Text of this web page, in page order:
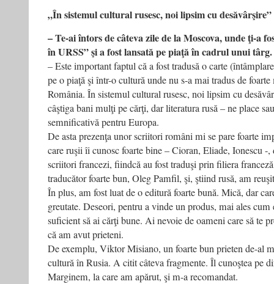
„În sistemul cultural rusesc, noi lipsim cu desăvârşire”
– Te-ai întors de câteva zile de la Moscova, unde ţi-a
în URSS” şi a fost lansată pe piaţă în cadrul unui târg.
– Este important faptul că a fost tradusă o carte
pe o piaţă şi într-o cultură unde nu s-a mai tradus de
România. În sistemul cultural rusesc, noi lipsim cu
câştiga bani mulţi pe cărţi, dar literatura rusă – ne place
semnificativă pentru Europa.
De asta prezenţa unor scriitori români mi se pare foarte
care ruşii îi cunosc foarte bine – Cioran, Eliade, Ionescu -,
scriitori francezi, fiindcă au fost traduşi prin filiera
traducător foarte bun, Oleg Pamfil, şi, ştiind rusă, am
În plus, am fost luat de o editură foarte bună. Mică, dar
greutate. Deseori, pentru a vinde un produs, mai ales cum
suficient să ai cărţi bune. Ai nevoie de oameni care să te
că am avut prieteni.
De exemplu, Viktor Misiano, un foarte bun prieten de-al
cultură în Rusia. A citit câteva fragmente. Îl cunoştea pe
Marginem, la care am apărut, şi m-a recomandat.